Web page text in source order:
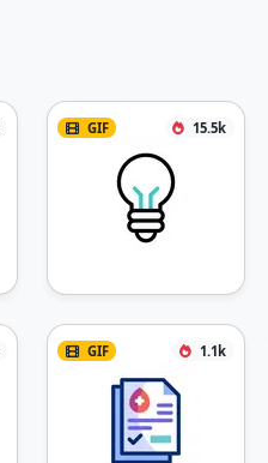
GIF 15.5k
GIF 1.1k